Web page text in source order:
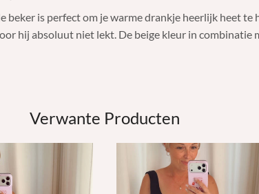
is perfect om je warme drankje heerlijk heet
hij absoluut niet lekt. De beige kleur in combinatie
Verwante Producten